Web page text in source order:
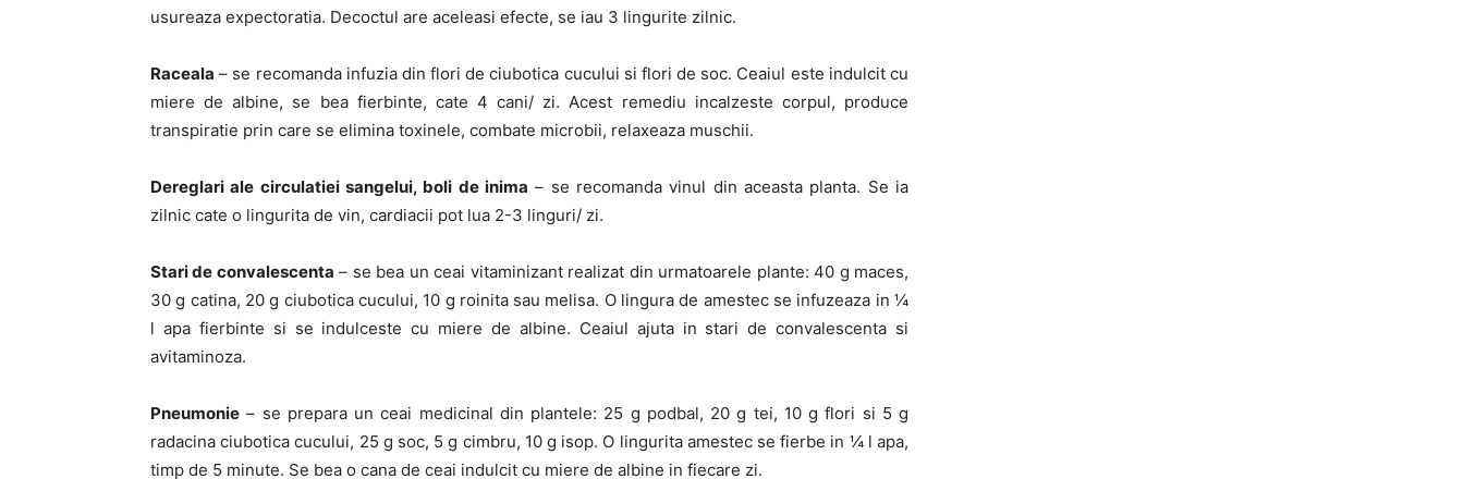
usureaza expectoratia. Decoctul are aceleasi efecte, se iau 3 lingurite zilnic.
Raceala – se recomanda infuzia din flori de ciubotica cucului si flori de soc. Ceaiul este indulcit cu
miere de albine, se bea fierbinte, cate 4 cani/ zi. Acest remediu incalzeste corpul, produce
transpiratie prin care se elimina toxinele, combate microbii, relaxeaza muschii.
Dereglari ale circulatiei sangelui, boli de inima – se recomanda vinul din aceasta planta. Se ia
zilnic cate o lingurita de vin, cardiacii pot lua 2-3 linguri/ zi.
Stari de convalescenta – se bea un ceai vitaminizant realizat din urmatoarele plante: 40 g maces,
30 g catina, 20 g ciubotica cucului, 10 g roinita sau melisa. O lingura de amestec se infuzeaza in ¼
l apa fierbinte si se indulceste cu miere de albine. Ceaiul ajuta in stari de convalescenta si
avitaminoza.
Pneumonie – se prepara un ceai medicinal din plantele: 25 g podbal, 20 g tei, 10 g flori si 5 g
radacina ciubotica cucului, 25 g soc, 5 g cimbru, 10 g isop. O lingurita amestec se fierbe in ¼ l apa,
timp de 5 minute. Se bea o cana de ceai indulcit cu miere de albine in fiecare zi.